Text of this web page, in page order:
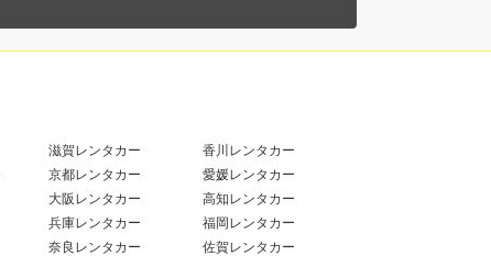
滋賀レンタカー
京都レンタカー
大阪レンタカー
兵庫レンタカー
奈良レンタカー
香川レンタカー
愛媛レンタカー
高知レンタカー
福岡レンタカー
佐賀レンタカー